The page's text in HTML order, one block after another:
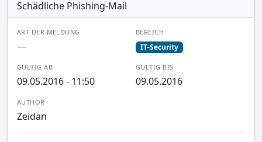
Schädliche Phishing-Mail
ART DER MELDUNG
—
BEREICH
IT-Security
GÜLTIG AB
09.05.2016 - 11:50
GÜLTIG BIS
09.05.2016
AUTHOR
Zeidan